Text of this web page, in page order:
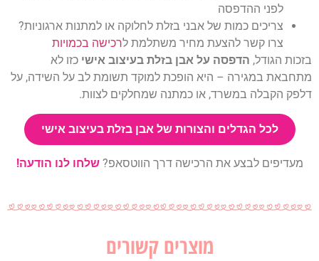
לפני ההדפסה
צריכים כמות של אבני בזלת לחלוקה או למתנות ארגוניות?
צרו קשר להצעת מחיר משתלמת לרכישה בכמויות
בזכות הגודל, הדפסה על אבן בזלת בעיצוב אישי כזו לא
מתחבאת במגירה – היא הופכת למוקד תשומת לב על השידה, על
דלפק הקבלה במשרד, או כמתנה שמחלקים לצוות.
לכל הגדלים והצורות של אבן בזלת בעיצוב אישי
מעדיפים לבצע את הרכישה דרך הווטסאפ?שלחו לנו הודעה!
מוצרים קשורים